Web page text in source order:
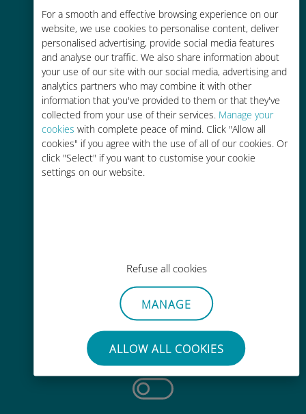
For a smooth and effective browsing experience on our
website, we use cookies to personalise content, deliver
personalised advertising, provide social media features
and analyse our traffic. We also share information about
your use of our site with our social media, advertising and
analytics partners who may combine it with other
information that you've provided to them or that they've
collected from your use of their services. Manage your
cookies with complete peace of mind. Click "Allow all
cookies" if you agree with the use of all of our cookies. Or
click "Select" if you want to customise your cookie
settings on our website.
Refuse all cookies
MANAGE
ALLOW ALL COOKIES
お客様が普段お使いのキャリアでロ
ーミングサービスを使った場合に比
べて最大で90％の節約が可能です。
かんたん追加購入
Wi-Fiやデータ残量がなくても、
手間いらず
使用中のSIMカードを抜き差しする
必要はありません